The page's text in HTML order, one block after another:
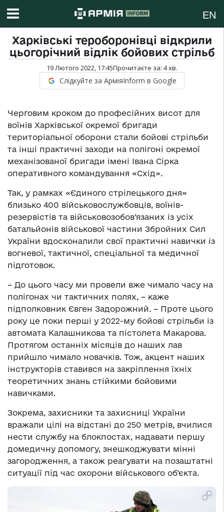
EN
Харківські тероборонівці відкрили
цьогорічний відлік бойових стрільб
19 Лютого 2022, 17:45Прочитаєте за: 4хв.
Слідкуйте за АрміяInform в Google
Черговим кроком до професійних висот для
воїнів Харківської окремої бригади
територіальної оборони стали бойові стрільби
та інші практичні заходи на полігоні окремої
механізованої бригади імені Івана Сірка
оперативного командування «Схід».
Так, у рамках «Єдиного стрілецького дня»
близько 400 військовослужбовців, воїнів-
резервістів та військовозобов’язаних із усіх
батальйонів військової частини Збройних Сил
України вдосконалили свої практичні навички із
вогневої, тактичної, спеціальної та медичної
підготовок.
– До цього часу ми провели вже чимало часу на
полігонах чи тактичних полях, – каже
підполковник Євген Задорожний. – Проте цього
року це поки перші у 2022-му бойові стрільби із
автомата Калашникова та пістолета Макарова.
Протягом останніх місяців до наших лав
прийшло чимало новачків. Тож, акцент наших
інструкторів ставився на закріплення їхніх
теоретичних знань стійкими бойовими
навичками.
Зокрема, захисники та захисниці України
вражали цілі на відстані до 250 метрів, вчилися
нести службу на блокпостах, надавати першу
домедичну допомогу, знешкоджувати мінні
загородження, а також реагувати на позаштатні
ситуації під час охорони військового об’єкта.